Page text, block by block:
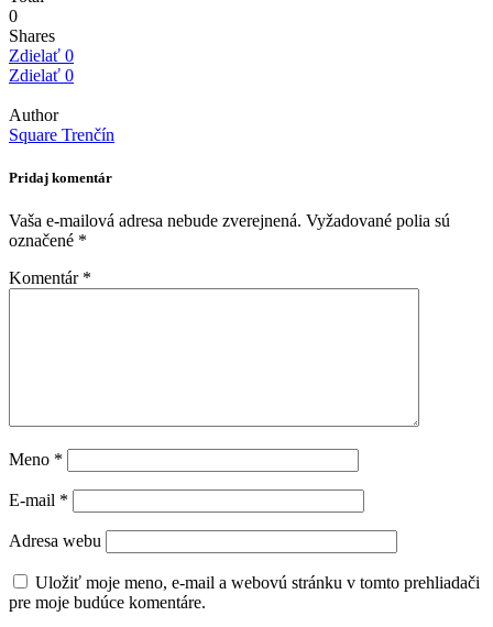
0
Shares
Zdielať 0
Zdielať 0
Author
Square Trenčín
Pridaj komentár
Vaša e-mailová adresa nebude zverejnená. Vyžadované polia sú
označené *
Komentár *
Meno *
E-mail *
Adresa webu
Uložiť moje meno, e-mail a webovú stránku v tomto prehliadači
pre moje budúce komentáre.